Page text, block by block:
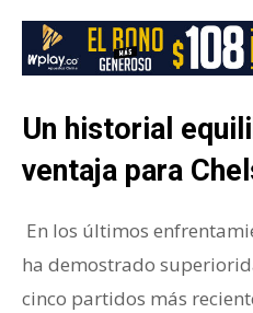
Un historial
ventaja para
En los últimos
ha demostrado
cinco partidos más